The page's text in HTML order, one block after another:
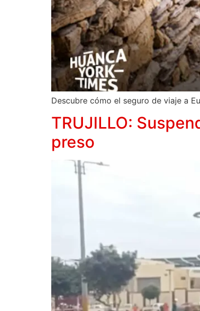
Descubre cómo el seguro de viaje a
TRUJILLO:
preso